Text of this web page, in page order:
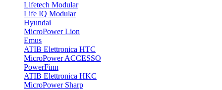
Lifetech Modular
Life IQ Modular
Hyundai
MicroPower Lion
Emus
ATIB Elettronica HTC
MicroPower ACCESSO
PowerFinn
ATIB Elettronica HKC
MicroPower Sharp